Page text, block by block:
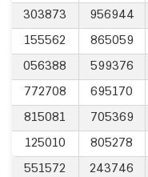
303873
956944
155562
865059
056388
599376
772708
695170
815081
705369
125010
805278
551572
243746